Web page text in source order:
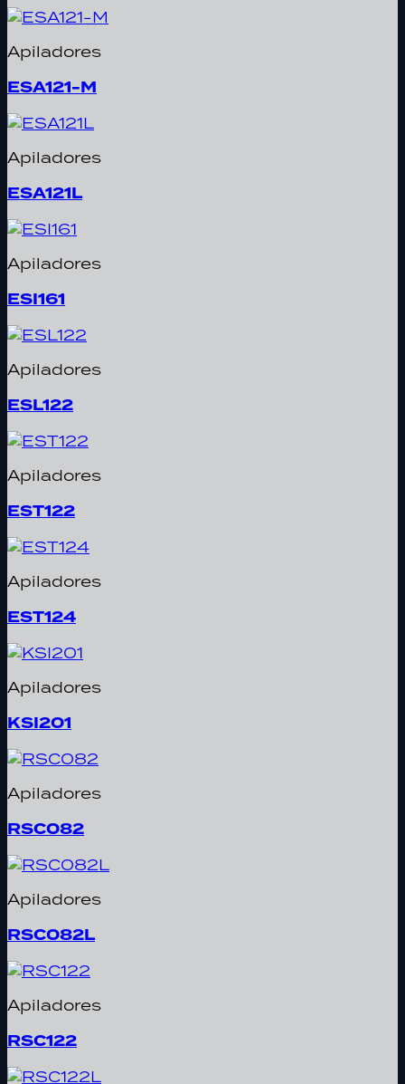
Apiladores
ESA121-M
Apiladores
ESA121L
Apiladores
ESI161
Apiladores
ESL122
Apiladores
EST122
Apiladores
EST124
Apiladores
KSI201
Apiladores
RSC082
Apiladores
RSC082L
Apiladores
RSC122